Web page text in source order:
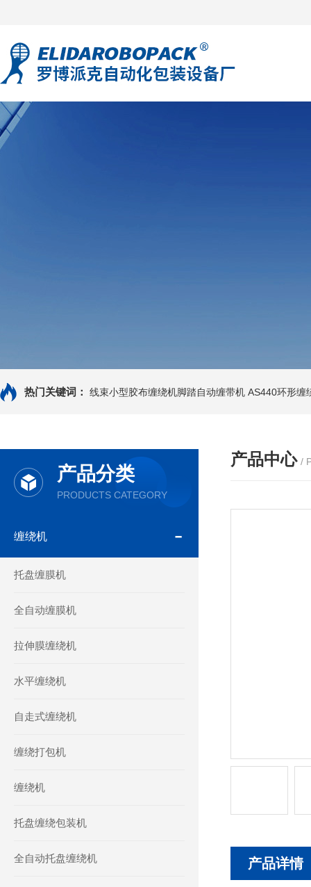
热门关键词： 线束小型胶布缠绕机脚踏自动缠带机 AS440环形缠
产品分类
PRODUCTS CATEGORY
缠绕机
托盘缠膜机
全自动缠膜机
拉伸膜缠绕机
水平缠绕机
自走式缠绕机
缠绕打包机
缠绕机
托盘缠绕包装机
全自动托盘缠绕机
产品中心 /
产品详情